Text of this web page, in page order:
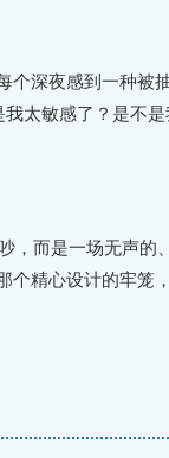
个深夜感到一种被
太敏感了？是不
而是一场无声的、
个精心设计的牢笼